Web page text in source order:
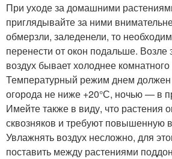
При уходе за домашними
приглядывайте за ними
обмерзли, заледенели, то
перенести от окон подальше. Возле
воздух бывает холоднее
Температурный режим днем
огорода не ниже +20°С, ночью — в
Имейте также в виду, что растения
сквозняков и требуют повышенную
Увлажнять воздух несложно, для
поставить между растениями